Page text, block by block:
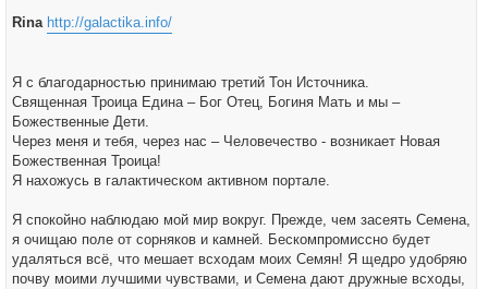
Rina http://galactika.info/
Я с благодарностью принимаю третий Тон Источника.
Священная Троица Едина – Бог Отец, Богиня Мать и мы –
Божественные Дети.
Через меня и тебя, через нас – Человечество - возникает Новая
Божественная Троица!
Я нахожусь в галактическом активном портале.
Я спокойно наблюдаю мой мир вокруг. Прежде, чем засеять Семена,
я очищаю поле от сорняков и камней. Бескомпромиссно будет
удаляться всё, что мешает всходам моих Семян! Я щедро удобряю
почву моими лучшими чувствами, и Семена дают дружные всходы,